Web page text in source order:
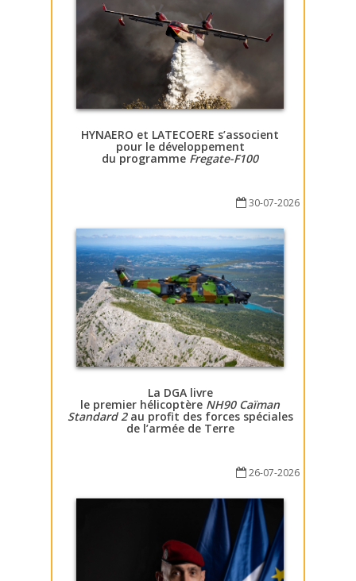
HYNAERO et LATECOERE s’associent
pour le développement
du programme Fregate-F100
30-07-2026
La DGA livre
le premier hélicoptère NH90 Caïman
Standard 2au profit des forces spéciales
de l’armée de Terre
26-07-2026